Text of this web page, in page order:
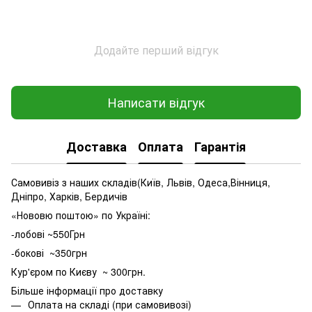
Додайте перший відгук
Написати відгук
Доставка Оплата Гарантія
Самовивіз з наших складів(Київ, Львів, Одеса,Вінниця,
Дніпро, Харків, Бердичів
«Нововю поштою» по Україні:
-лобові ~550Грн
-бокові ~350грн
Кур'єром по Києву ~ 300грн.
Більше інформації про доставку
Оплата на складі (при самовивозі)